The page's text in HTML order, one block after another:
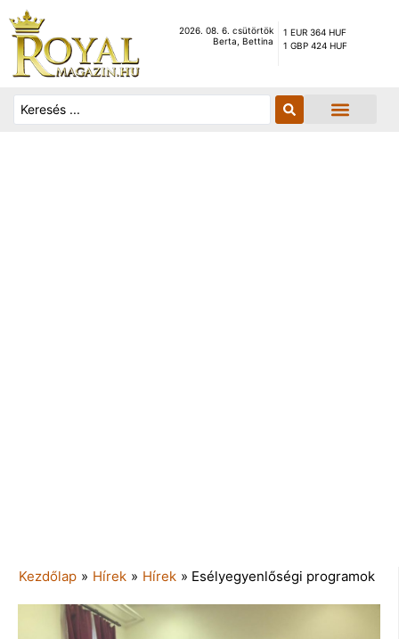
2026. 08. 6. csütörtök
Berta, Bettina
1 EUR 364 HUF
1 GBP 424 HUF
Kezdőlap » Hírek » Hírek » Esélyegyenlőségi programok